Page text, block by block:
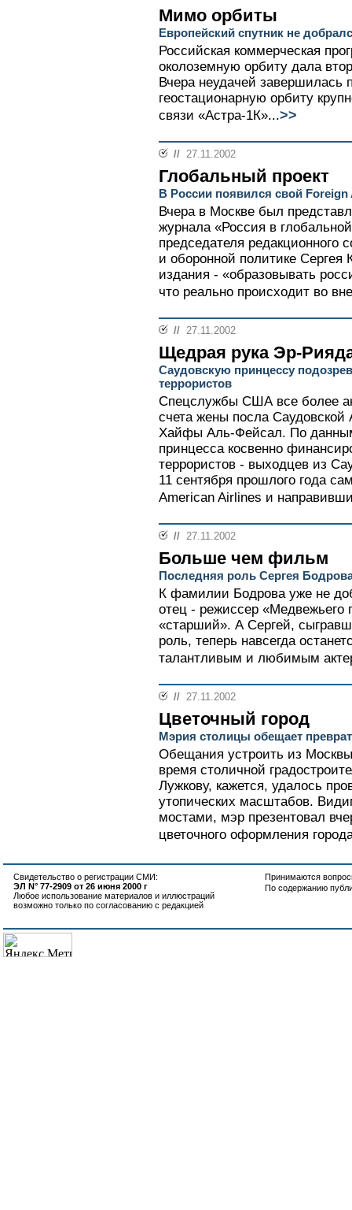
Мимо орбиты
Европейский спутник не
Российская коммерческая
околоземную орбиту дала
Вчера неудачей завершилась
геостационарную орбиту
связи «Астра-1К»...>>
// 27.11.2002
Глобальный проект
В России появился свой Foreign
Вчера в Москве был
журнала «Россия в
председателя редакционного
и оборонной политике Сергея
издания - «образовывать
что реально происходит во
// 27.11.2002
Щедрая рука Эр-
Саудовскую принцессу
террористов
Спецслужбы США все более
счета жены посла
Хайфы Аль-Фейсал. По
принцесса косвенно
террористов - выходцев из
11 сентября прошлого года
American Airlines и
// 27.11.2002
Больше чем фильм
Последняя роль Сергея
К фамилии Бодрова уже не
отец - режиссер «Медвежьего
«старший». А Сергей,
роль, теперь навсегда
талантливым и любимым
// 27.11.2002
Цветочный город
Мэрия столицы обещает
Обещания устроить из
время столичной
Лужкову, кажется, удалось
утопических масштабов.
мостами, мэр презентовал
цветочного оформления
Свидетельство о регистрации СМИ:
ЭЛ N° 77-2909 от 26 июня 2000 г
Любое использование материалов и иллюстраций
возможно только по согласованию с редакцией
Принимаются
По содержанию